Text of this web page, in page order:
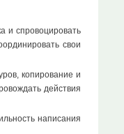
и спровоцировать
свои
копирование и
действия
написания